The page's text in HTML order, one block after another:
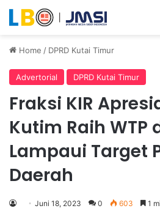
Home / DPRD Kutai Timur
Advertorial DPRD Kutai Timur
Fraksi KIR
Kutim Raih WTP
Lampaui Target
Daerah
Juni 18, 2023 0 603 1